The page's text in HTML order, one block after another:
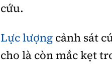
cứu.
Lực lượng cảnh sát
cho là còn mắc kẹt